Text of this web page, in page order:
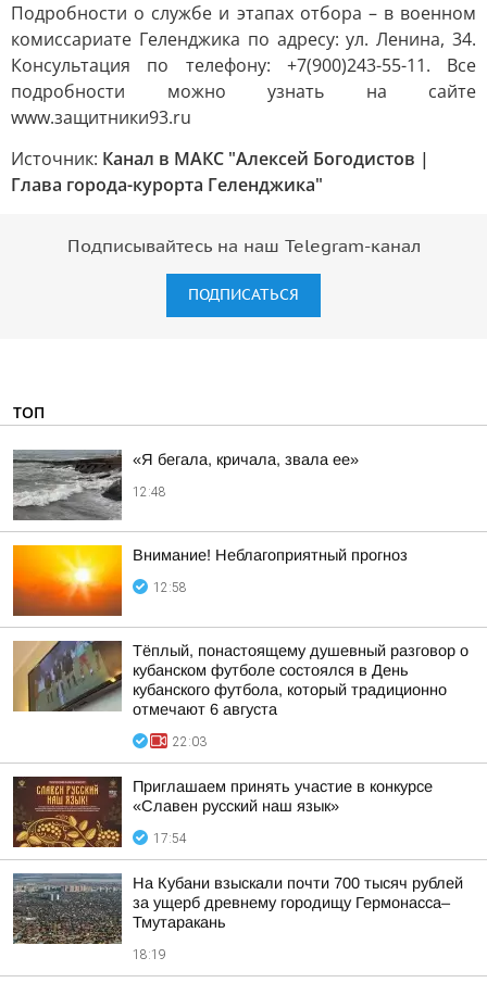
Подробности о службе и этапах отбора – в военном
комиссариате Геленджика по адресу: ул. Ленина, 34.
Консультация по телефону: +7(900)243-55-11. Все
подробности можно узнать на сайте
www.защитники93.ru
Источник: Канал в МАКС "Алексей Богодистов |
Глава города-курорта Геленджика"
Подписывайтесь на наш Telegram-канал
ПОДПИСАТЬСЯ
ТОП
«Я бегала, кричала, звала ее»
12:48
Внимание! Неблагоприятный прогноз
12:58
Тёплый, понастоящему душевный разговор о
кубанском футболе состоялся в День
кубанского футбола, который традиционно
отмечают 6 августа
22:03
Приглашаем принять участие в конкурсе
«Славен русский наш язык»
17:54
На Кубани взыскали почти 700 тысяч рублей
за ущерб древнему городищу Гермонасса–
Тмутаракань
18:19